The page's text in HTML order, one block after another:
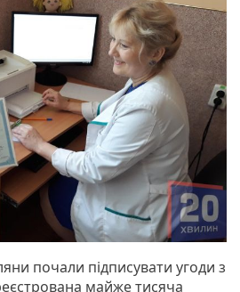
почали підписувати угоди з
майже тисяча